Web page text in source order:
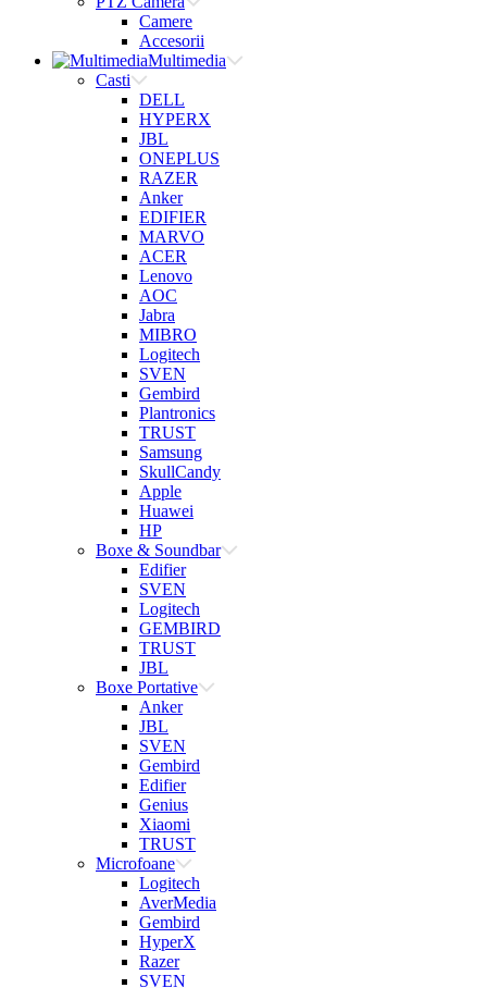
Camere
Accesorii
Multimedia
Casti
DELL
HYPERX
JBL
ONEPLUS
RAZER
Anker
EDIFIER
MARVO
ACER
Lenovo
AOC
Jabra
MIBRO
Logitech
SVEN
Gembird
Plantronics
TRUST
Samsung
SkullCandy
Apple
Huawei
HP
Boxe & Soundbar
Edifier
SVEN
Logitech
GEMBIRD
TRUST
JBL
Boxe Portative
Anker
JBL
SVEN
Gembird
Edifier
Genius
Xiaomi
TRUST
Microfoane
Logitech
AverMedia
Gembird
HyperX
Razer
SVEN